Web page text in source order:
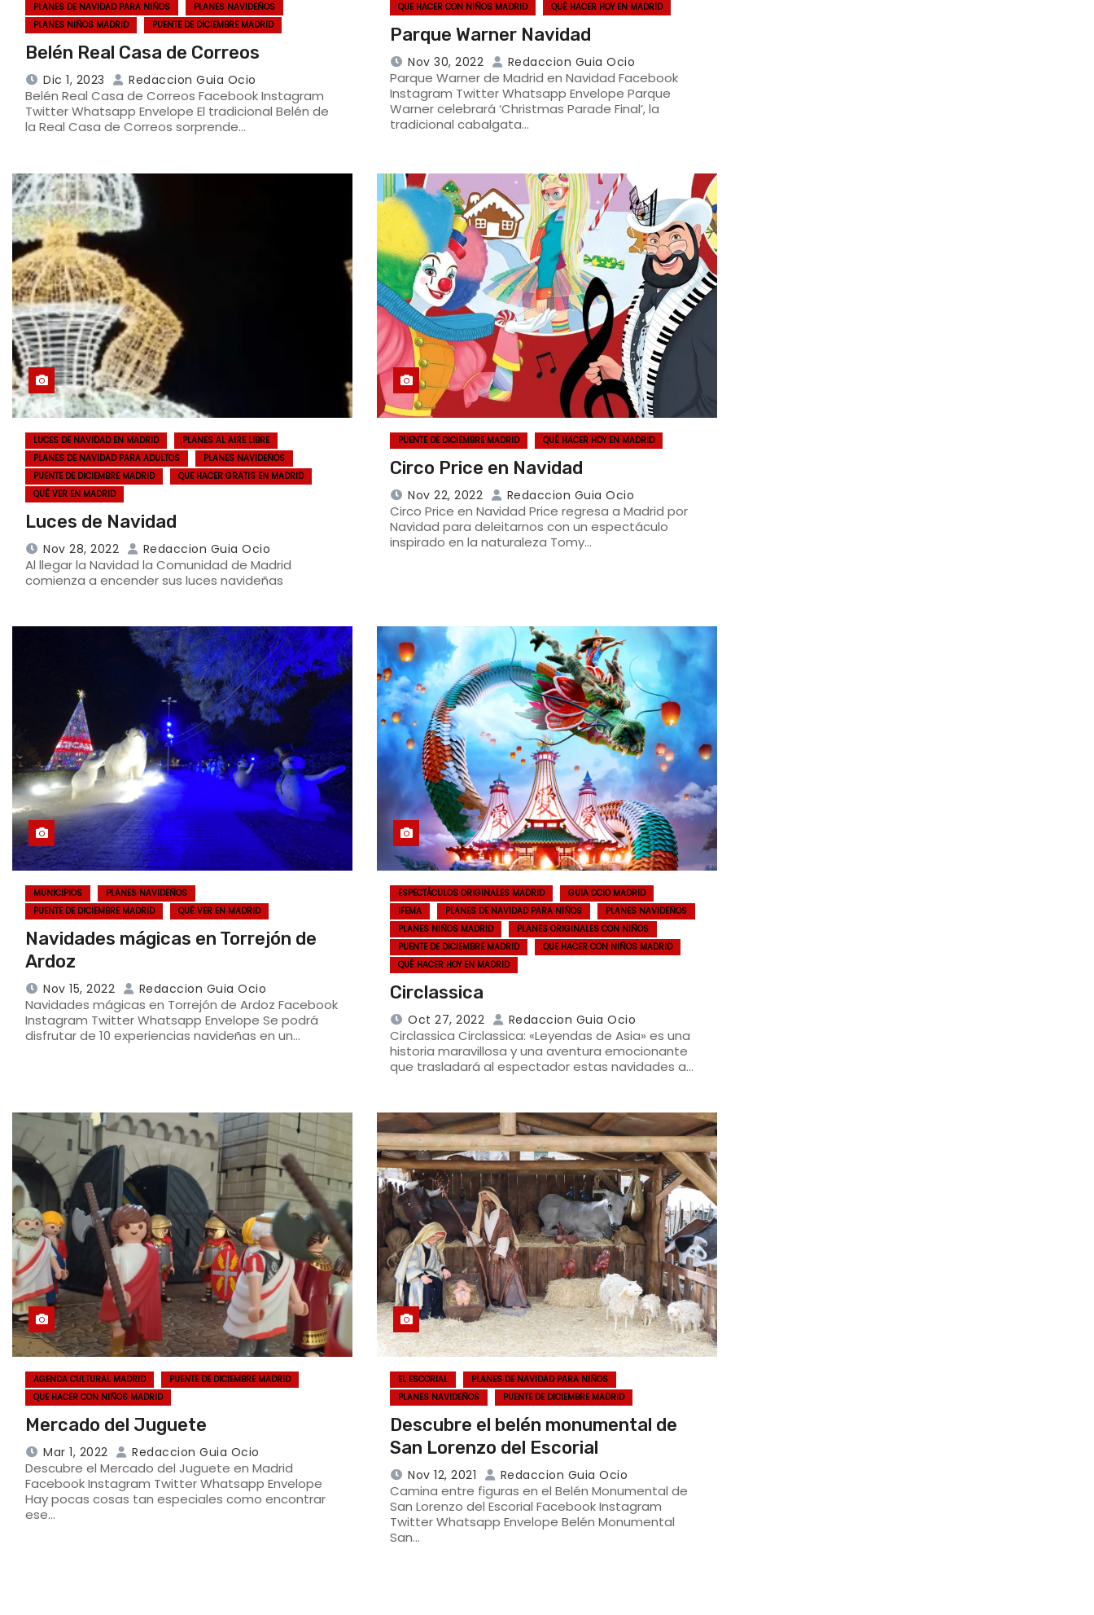
PLANES DE NAVIDAD PARA NIÑOS
PLANES NAVIDEÑOS
PLANES NIÑOS MADRID
PUENTE DE DICIEMBRE MADRID
Belén Real Casa de Correos
Dic 1, 2023 Redaccion Guia Ocio
Belén Real Casa de Correos Facebook Instagram
Twitter Whatsapp Envelope El tradicional Belén de
la Real Casa de Correos sorprende…
QUE HACER CON NIÑOS MADRID
QUÉ HACER HOY EN MADRID
Parque Warner Navidad
Nov 30, 2022 Redaccion Guia Ocio
Parque Warner de Madrid en Navidad Facebook
Instagram Twitter Whatsapp Envelope Parque
Warner celebrará ‘Christmas Parade Final’, la
tradicional cabalgata…
LUCES DE NAVIDAD EN MADRID
PLANES AL AIRE LIBRE
PLANES DE NAVIDAD PARA ADULTOS
PLANES NAVIDEÑOS
PUENTE DE DICIEMBRE MADRID
QUE HACER GRATIS EN MADRID
QUÉ VER EN MADRID
Luces de Navidad
Nov 28, 2022 Redaccion Guia Ocio
Al llegar la Navidad la Comunidad de Madrid
comienza a encender sus luces navideñas
PUENTE DE DICIEMBRE MADRID QUÉ HACER HOY EN MADRID
Circo Price en Navidad
Nov 22, 2022 Redaccion Guia Ocio
Circo Price en Navidad Price regresa a Madrid por
Navidad para deleitarnos con un espectáculo
inspirado en la naturaleza Tomy…
MUNICIPIOS
PLANES NAVIDEÑOS
PUENTE DE DICIEMBRE MADRID
QUÉ VER EN MADRID
Navidades mágicas en Torrejón de
Ardoz
Nov 15, 2022 Redaccion Guia Ocio
Navidades mágicas en Torrejón de Ardoz Facebook
Instagram Twitter Whatsapp Envelope Se podrá
disfrutar de 10 experiencias navideñas en un…
ESPECTÁCULOS ORIGINALES MADRID
GUIA OCIO MADRID
IFEMA
PLANES DE NAVIDAD PARA NIÑOS
PLANES NAVIDEÑOS
PLANES NIÑOS MADRID
PLANES ORIGINALES CON NIÑOS
PUENTE DE DICIEMBRE MADRID
QUE HACER CON NIÑOS MADRID
QUÉ HACER HOY EN MADRID
Circlassica
Oct 27, 2022 Redaccion Guia Ocio
Circlassica Circlassica: «Leyendas de Asia» es una
historia maravillosa y una aventura emocionante
que trasladará al espectador estas navidades a…
AGENDA CULTURAL MADRID
PUENTE DE DICIEMBRE MADRID
QUE HACER CON NIÑOS MADRID
Mercado del Juguete
Mar 1, 2022 Redaccion Guia Ocio
Descubre el Mercado del Juguete en Madrid
Facebook Instagram Twitter Whatsapp Envelope
Hay pocas cosas tan especiales como encontrar
ese…
EL ESCORIAL
PLANES DE NAVIDAD PARA NIÑOS
PLANES NAVIDEÑOS
PUENTE DE DICIEMBRE MADRID
Descubre el belén monumental de
San Lorenzo del Escorial
Nov 12, 2021 Redaccion Guia Ocio
Camina entre figuras en el Belén Monumental de
San Lorenzo del Escorial Facebook Instagram
Twitter Whatsapp Envelope Belén Monumental
San…